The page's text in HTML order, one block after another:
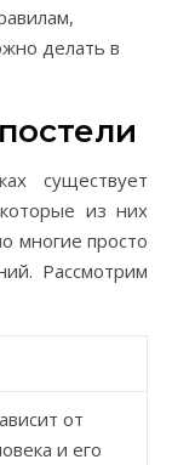
делать в
существует
из них
многие просто
Рассмотрим
от
и его